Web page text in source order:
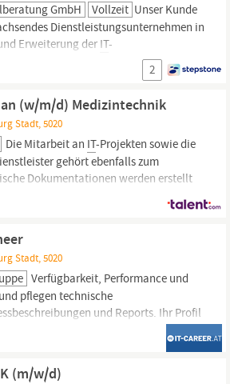
GmbH Vollzeit Unser Kunde
Dienstleistungsunternehmen in
Erweiterung derIT-
wir aktuell die Position
-Abteilung in den
Applikationen Führung eines Teams...
2
(w/m/d) Medizintechnik
Stadt, 5020
Die Mitarbeit an IT-Projekten sowie die
gehört ebenfalls zum
Dokumentationen werden erstellt
Einhaltung von
wird. Die enge
Stadt, 5020
Verfügbarkeit, Performance und
pflegen technische
und Reports. Ihr Profil
‑Infrastrukturen, arbeiten
Lernbereitschaft mit. Sie erkennen
analysieren diese strukturiert und
(m/w/d)